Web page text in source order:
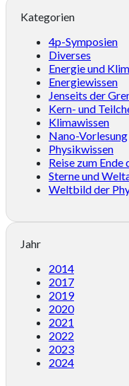
Kategorien
4p-Symposien
Diverses
Energie und
Energiewissen
Jenseits der
Kern- und
Klimawissen
Nano-Vorlesung
Physikwissen
Reise zum Ende
Sterne und
Weltbild der
Jahr
2014
2017
2019
2020
2021
2022
2023
2024